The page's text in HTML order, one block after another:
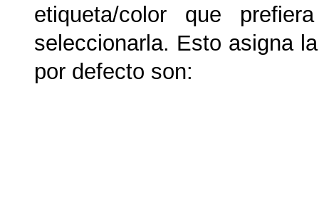
etiqueta/color que
seleccionarla. Esto asigna
por defecto son: